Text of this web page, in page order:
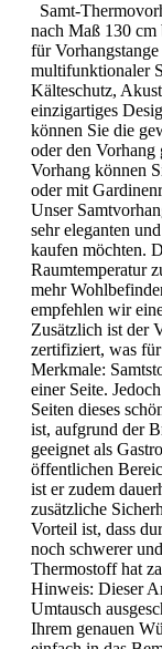
Samt-
nach Maß 130
für
multifunktionaler
Kälteschutz,
einzigartiges
können Sie die
oder den
Vorhang können
oder mit
Unser
sehr eleganten
kaufen möchten.
Raumtemperatur
mehr
empfehlen wir
Zusätzlich ist der
zertifiziert, was
Merkmale:
einer Seite.
Seiten dieses
ist, aufgrund der
geeignet als
öffentlichen
ist er zudem
zusätzliche
Vorteil ist, dass
noch schwerer
Thermostoff hat
Hinweis: Dieser
Umtausch
Ihrem genauen